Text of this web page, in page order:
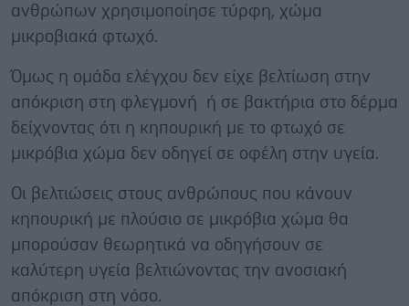
ανθρώπων χρησιμοποίησε τύρφη, χώμα
μικροβιακά φτωχό.
Όμως η ομάδα ελέγχου δεν είχε βελτίωση στην
απόκριση στη φλεγμονή ή σε βακτήρια στο δέρμα
δείχνοντας ότι η κηπουρική με το φτωχό σε
μικρόβια χώμα δεν οδηγεί σε οφέλη στην υγεία.
Οι βελτιώσεις στους ανθρώπους που κάνουν
κηπουρική με πλούσιο σε μικρόβια χώμα θα
μπορούσαν θεωρητικά να οδηγήσουν σε
καλύτερη υγεία βελτιώνοντας την ανοσιακή
απόκριση στη νόσο.